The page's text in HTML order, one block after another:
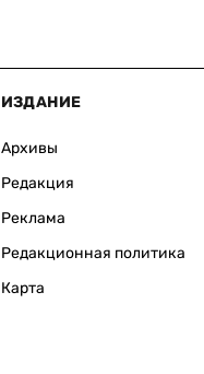
ИЗДАНИЕ
Архивы
Редакция
Реклама
Редакционная политика
Карта